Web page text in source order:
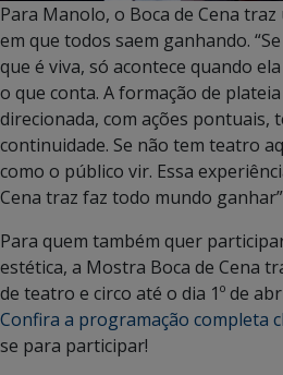
Para Manolo, o Boca de Cena
em que todos saem ganhando.
que é viva, só acontece quando
o que conta. A formação de
direcionada, com ações pontuais,
continuidade. Se não tem teatro
como o público vir. Essa
Cena traz faz todo mundo
Para quem também quer
estética, a Mostra Boca de Cena
de teatro e circo até o dia 1º de
Confira a programação completa
se para participar!